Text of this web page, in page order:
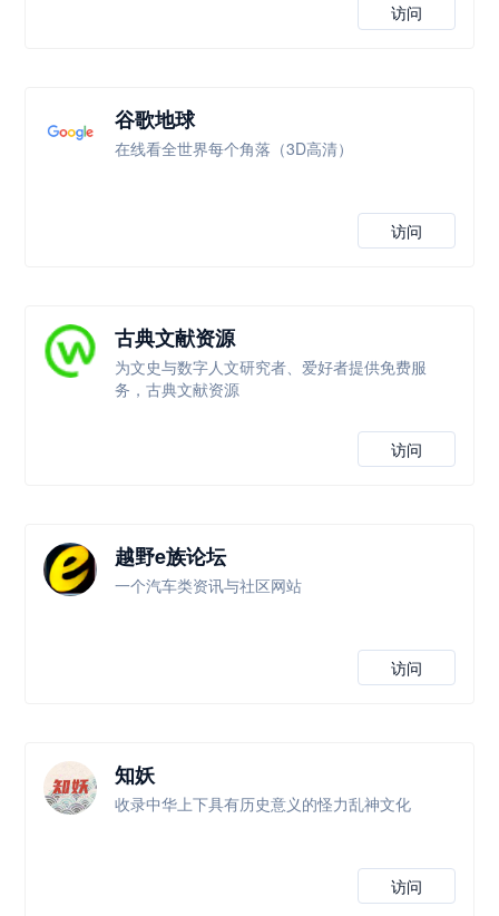
访问
谷歌地球
在线看全世界每个角落（3D高清）
访问
古典文献资源
为文史与数字人文研究者、爱好者提供免费服
务，古典文献资源
访问
越野e族论坛
一个汽车类资讯与社区网站
访问
知妖
收录中华上下具有历史意义的怪力乱神文化
访问